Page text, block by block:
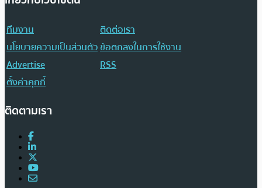
ทีมงาน
ติดต่อเรา
นโยบายความเป็นส่วนตัวข้อตกลงในการใช้งาน
Advertise
RSS
ตั้งค่าคุกกี้
ติดตามเรา